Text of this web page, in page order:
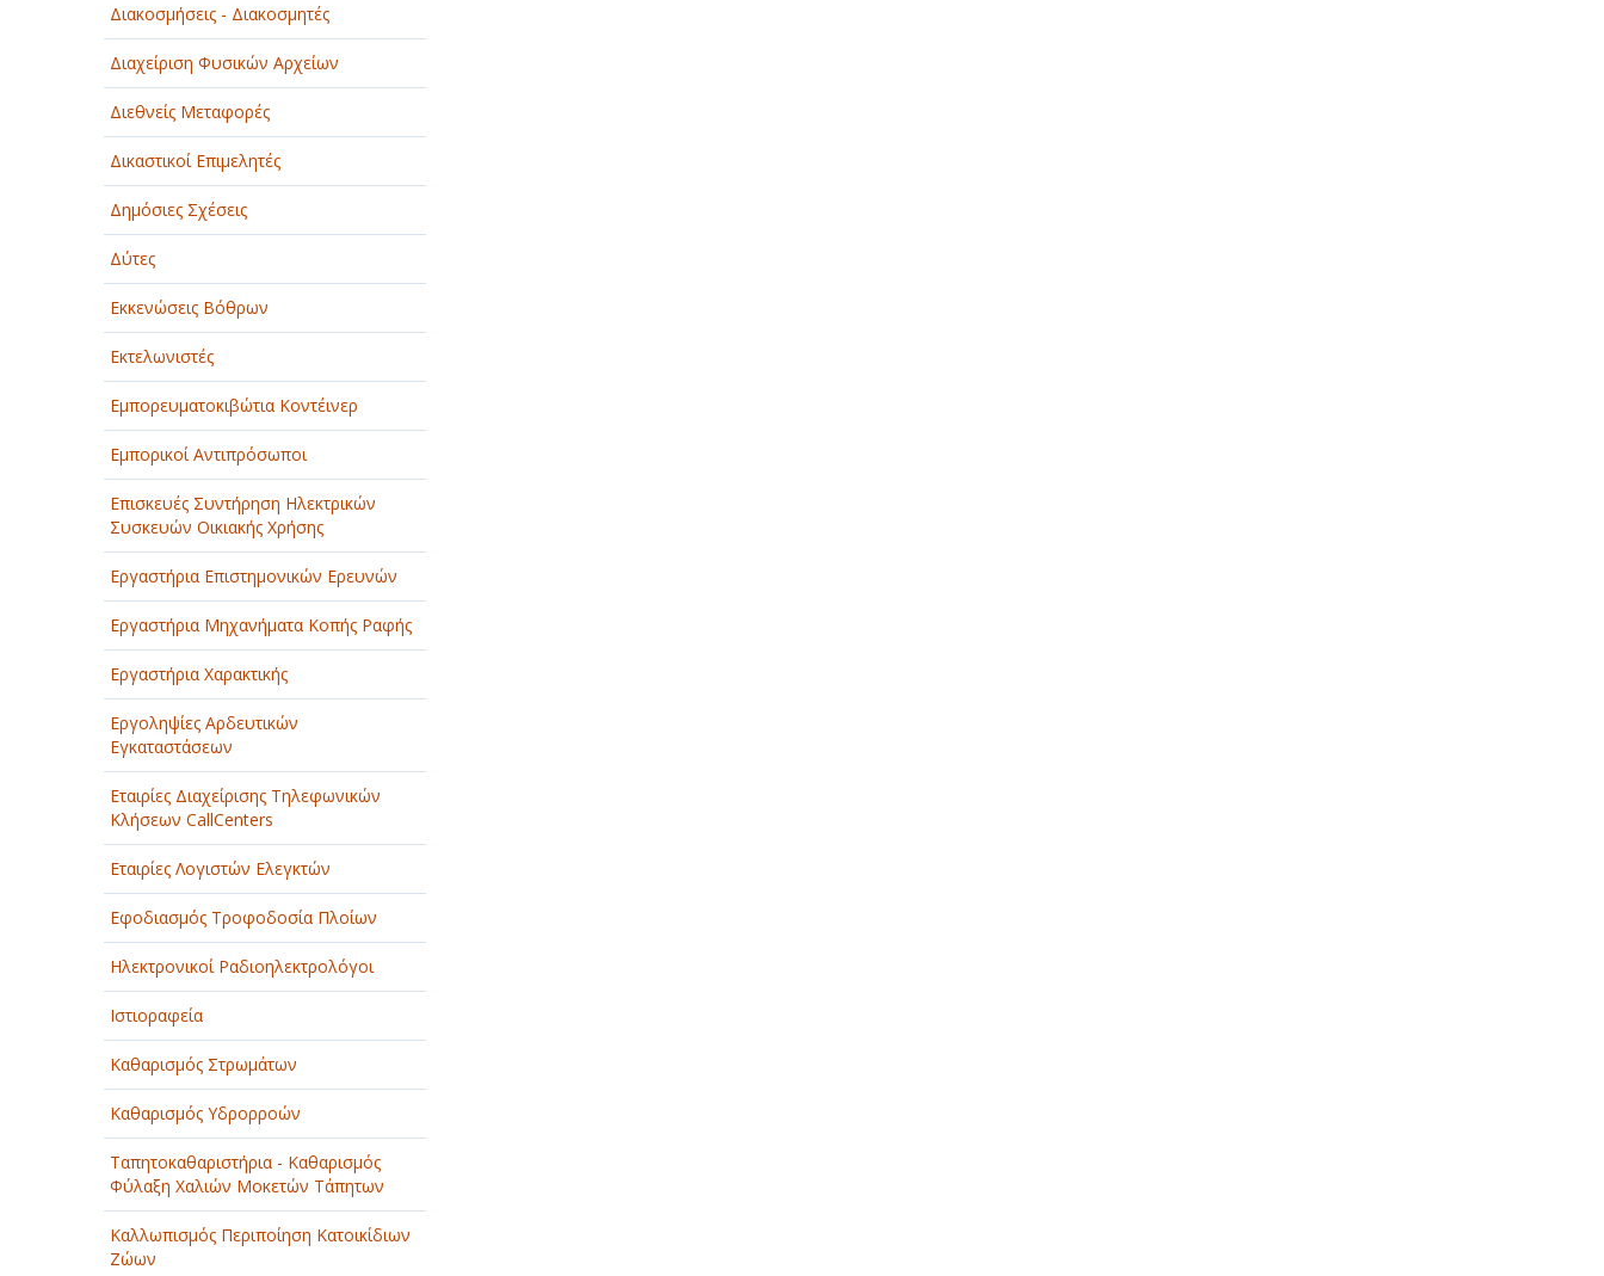
Διακοσμήσεις - Διακοσμητές
Διαχείριση Φυσικών Αρχείων
Διεθνείς Μεταφορές
Δικαστικοί Επιμελητές
Δημόσιες Σχέσεις
Δύτες
Εκκενώσεις Βόθρων
Εκτελωνιστές
Εμπορευματοκιβώτια Κοντέινερ
Εμπορικοί Αντιπρόσωποι
Επισκευές Συντήρηση Ηλεκτρικών
Συσκευών Οικιακής Χρήσης
Εργαστήρια Επιστημονικών Ερευνών
Εργαστήρια Μηχανήματα Κοπής Ραφής
Εργαστήρια Χαρακτικής
Εργοληψίες Αρδευτικών
Εγκαταστάσεων
Εταιρίες Διαχείρισης Τηλεφωνικών
Κλήσεων CallCenters
Εταιρίες Λογιστών Ελεγκτών
Εφοδιασμός Τροφοδοσία Πλοίων
Ηλεκτρονικοί Ραδιοηλεκτρολόγοι
Ιστιοραφεία
Καθαρισμός Στρωμάτων
Καθαρισμός Υδρορροών
Ταπητοκαθαριστήρια - Καθαρισμός
Φύλαξη Χαλιών Μοκετών Τάπητων
Καλλωπισμός Περιποίηση Κατοικίδιων
Ζώων